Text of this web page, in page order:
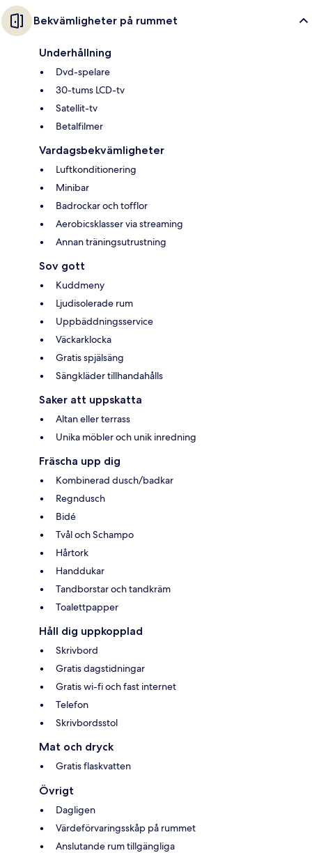
Bekvämligheter på rummet
Underhållning
Dvd-spelare
30-tums LCD-tv
Satellit-tv
Betalfilmer
Vardagsbekvämligheter
Luftkonditionering
Minibar
Badrockar och tofflor
Aerobicsklasser via streaming
Annan träningsutrustning
Sov gott
Kuddmeny
Ljudisolerade rum
Uppbäddningsservice
Väckarklocka
Gratis spjälsäng
Sängkläder tillhandahålls
Saker att uppskatta
Altan eller terrass
Unika möbler och unik inredning
Fräscha upp dig
Kombinerad dusch/badkar
Regndusch
Bidé
Tvål och Schampo
Hårtork
Handdukar
Tandborstar och tandkräm
Toalettpapper
Håll dig uppkopplad
Skrivbord
Gratis dagstidningar
Gratis wi-fi och fast internet
Telefon
Skrivbordsstol
Mat och dryck
Gratis flaskvatten
Övrigt
Dagligen
Värdeförvaringsskåp på rummet
Anslutande rum tillgängliga